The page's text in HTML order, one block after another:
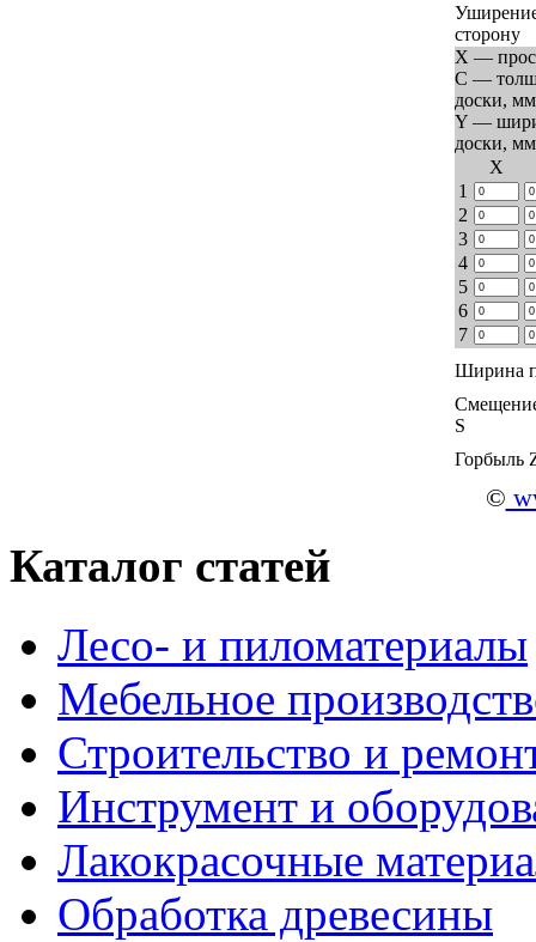
сторону
X —
C —
доски, мм
Y —
доски, мм
Х
1
2
3
4
5
6
7
Ширина
S
Горбыль
©
Каталог статей
Лесо- и пиломатериалы
Мебельное
Строительство и
Инструмент и
Лакокрасочные
Обработка древесины